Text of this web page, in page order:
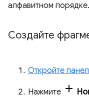
алфавитном порядке.
Создайте
Откройте
Нажмите